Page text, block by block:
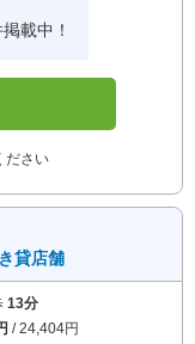
載中！
ださい
貸店舗
13分
/ 24,404円